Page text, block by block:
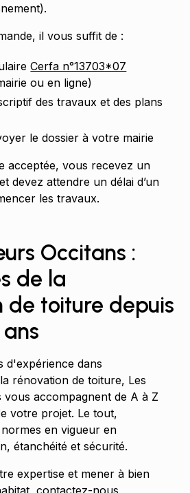
il vous suffit de :
Cerfa n°13703*07
ou en ligne)
des travaux et des plans
le dossier à votre mairie
acceptée, vous recevez un
devez attendre un délai d’un
les travaux.
Occitans :
de la
de toiture depuis
d'expérience dans
rénovation de toiture, Les
accompagnent de A à Z
votre projet. Le tout,
en vigueur en
étanchéité et sécurité.
expertise et mener à bien